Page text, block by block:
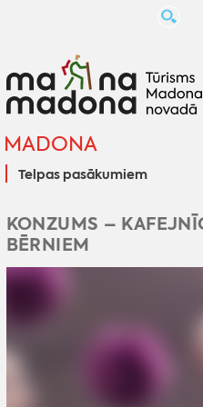
MADONA
Telpas pasākumiem
KONZUMS –
BĒRNIEM